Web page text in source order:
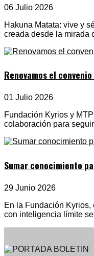
06 Julio 2026
Hakuna Matata: vive y
creada desde la mirada
Renovamos el
01 Julio 2026
Fundación Kyrios y
colaboración para
Sumar conocimiento
29 Junio 2026
En la Fundación
con inteligencia límite